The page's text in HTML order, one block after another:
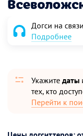
Догси на
Подробнее
Укажите даты
тех, кто
Перейти к